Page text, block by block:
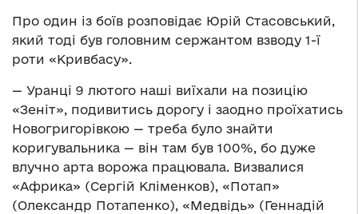
Про один із боїв розповідає Юрій Стасовський,
який тоді був головним сержантом взводу 1-ї
роти «Кривбасу».
— Уранці 9 лютого наші виїхали на позицію
«Зеніт», подивитись дорогу і заодно проїхатись
Новогригорівкою — треба було знайти
коригувальника — він там був 100%, бо дуже
влучно арта ворожа працювала. Визвалися
«Африка» (Сергій Кліменков), «Потап»
(Олександр Потапенко), «Медвідь» (Геннадій